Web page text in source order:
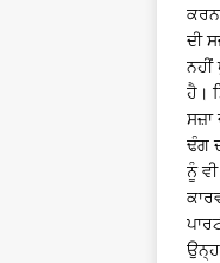
ਕਰਨ
ਦੀ
ਨਹੀਂ
ਹੈ।
ਢੰਗ
ਨੂੰ